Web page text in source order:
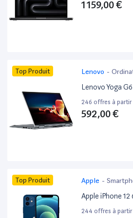
1 159,00 €
Top Produit Lenovo -
Lenovo Yoga
246 offres à partir
592,00 €
Top Produit Apple -
Apple iPhone 12
244 offres à partir